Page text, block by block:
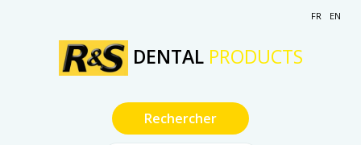
FR EN
DENTAL PRODUCTS